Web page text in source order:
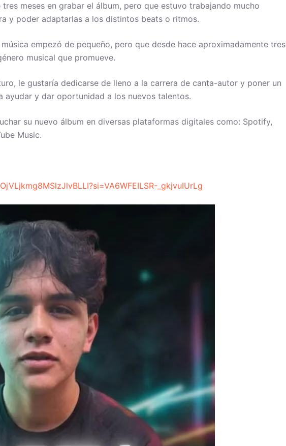
meses en grabar el álbum, pero que estuvo trabajando mucho
y poder adaptarlas a los distintos beats o ritmos.
empezó de pequeño, pero que desde hace aproximadamente tres
musical que promueve.
le gustaría dedicarse de lleno a la carrera de canta-autor y poner un
ayudar y dar oportunidad a los nuevos talentos.
su nuevo álbum en diversas plataformas digitales como: Spotify,
Music.
_gkjvuIUrLg